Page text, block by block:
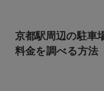
京都駅周辺の駐車
料金を調べる方法